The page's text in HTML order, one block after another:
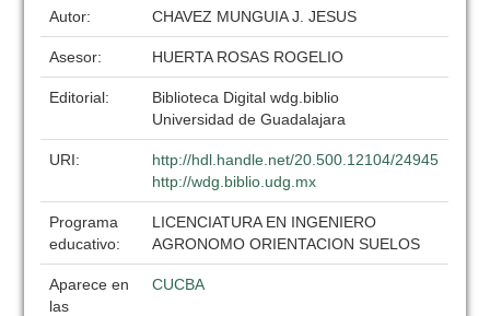
Autor: CHAVEZ MUNGUIA J. JESUS
Asesor: HUERTA ROSAS ROGELIO
Editorial:
Biblioteca Digital wdg.biblio
Universidad de Guadalajara
URI:
http://hdl.handle.net/20.500.12104/24945
http://wdg.biblio.udg.mx
Programa
educativo:
LICENCIATURA EN INGENIERO
AGRONOMO ORIENTACION SUELOS
Aparece en
las
CUCBA